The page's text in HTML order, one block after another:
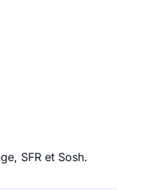
SFR et Sosh.